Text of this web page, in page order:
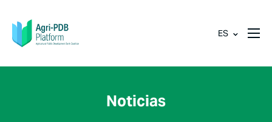
ES
Noticias